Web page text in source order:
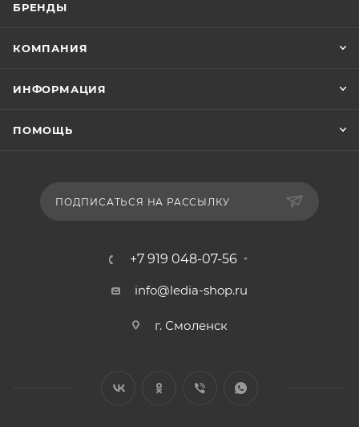
БРЕНДЫ
КОМПАНИЯ
ИНФОРМАЦИЯ
ПОМОЩЬ
ПОДПИСАТЬСЯ НА РАССЫЛКУ
+7 919 048-07-56
info@ledia-shop.ru
г. Смоленск